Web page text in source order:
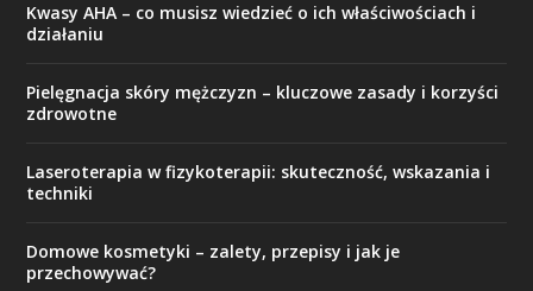
Kwasy AHA – co musisz wiedzieć o ich właściwościach i
działaniu
Pielęgnacja skóry mężczyzn – kluczowe zasady i korzyści
zdrowotne
Laseroterapia w fizykoterapii: skuteczność, wskazania i
techniki
Domowe kosmetyki – zalety, przepisy i jak je
przechowywać?